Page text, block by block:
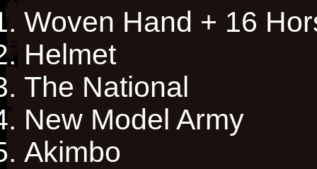
Woven Hand + 16
Helmet
The National
New Model Army
Akimbo